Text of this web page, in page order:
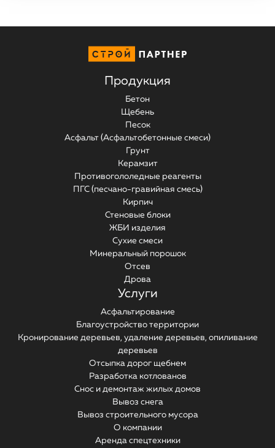
Продукция
Бетон
Щебень
Песок
Асфальт (Асфальтобетонные смеси)
Грунт
Керамзит
Противогололедные реагенты
ПГС (песчано-гравийная смесь)
Кирпич
Стеновые блоки
ЖБИ изделия
Сухие смеси
Минеральный порошок
Отсев
Дрова
Услуги
Асфальтирование
Благоустройство территории
Кронирование деревьев, удаление деревьев, опиливание
деревьев
Отсыпка дорог щебнем
Разработка котлованов
Снос и демонтаж жилых домов
Вывоз снега
Вывоз строительного мусора
О компании
Аренда спецтехники